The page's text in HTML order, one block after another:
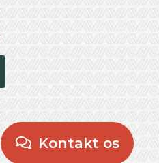
Kontakt os